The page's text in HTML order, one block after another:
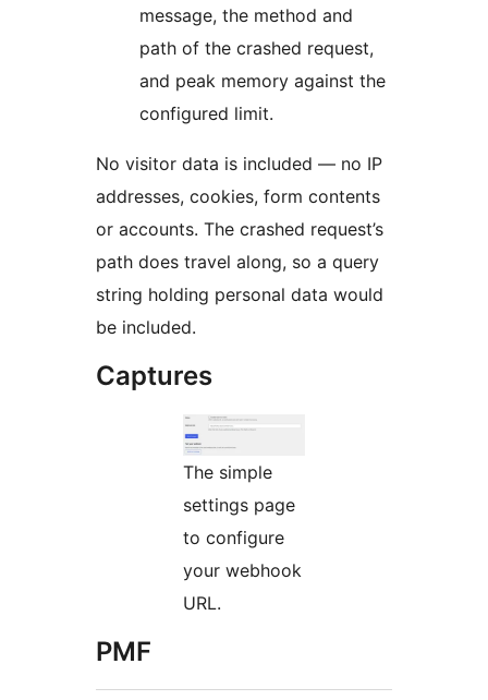
message, the method and
path of the crashed request,
and peak memory against the
configured limit.
No visitor data is included — no IP
addresses, cookies, form contents
or accounts. The crashed request’s
path does travel along, so a query
string holding personal data would
be included.
Captures
The simple
settings page
to configure
your webhook
URL.
PMF